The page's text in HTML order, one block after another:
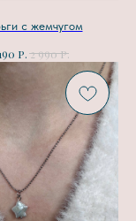
с жемчугом
р. 2 990р.